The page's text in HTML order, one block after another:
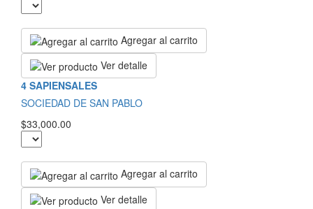
Agregar al carrito
Ver detalle
4 SAPIENSALES
SOCIEDAD DE SAN PABLO
$33,000.00
Agregar al carrito
Ver detalle